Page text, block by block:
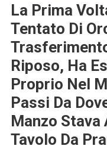
La Prima
Tentato Di
Riposo, Ha
Proprio Nel
Passi Da
Manzo Stava
Tavolo Da